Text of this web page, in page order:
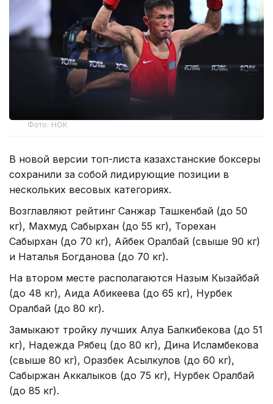
Фото: НОК
В новой версии топ-листа казахстанские боксеры
сохранили за собой лидирующие позиции в
нескольких весовых категориях.
Возглавляют рейтинг Санжар Ташкенбай (до 50
кг), Махмуд Сабырхан (до 55 кг), Торехан
Сабырхан (до 70 кг), Айбек Оралбай (свыше 90 кг)
и Наталья Богданова (до 70 кг).
На втором месте располагаются Назым Кызайбай
(до 48 кг), Аида Абикеева (до 65 кг), Нурбек
Оралбай (до 80 кг).
Замыкают тройку лучших Алуа Балкибекова (до 51
кг), Надежда Рябец (до 80 кг), Дина Исламбекова
(свыше 80 кг), Оразбек Асылкулов (до 60 кг),
Сабыржан Аккалыков (до 75 кг), Нурбек Оралбай
(до 85 кг).